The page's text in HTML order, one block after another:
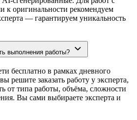
к оригинальности рекомендуем
— гарантируем уникальность
выполнения работы?
бесплатно в рамках дневного
решите заказать работу у эксперта,
от типа работы, объёма, сложности
Вы сами выбираете эксперта и